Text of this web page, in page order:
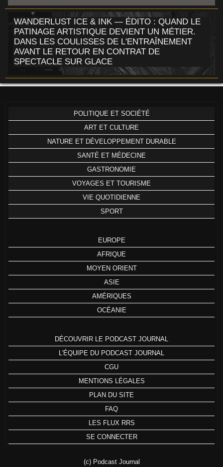
WANDERLUST ICE & INK — ÉDITO : QUAND LE
PATINAGE ARTISTIQUE DEVIENT UN MÉTIER.
DANS LES COULISSES DE L'ENTRAÎNEMENT
AVANT LE RETOUR EN CONTRAT DE
SPECTACLE SUR GLACE
POLITIQUE ET SOCIÉTÉ
ART ET CULTURE
NATURE ET DÉVELOPPEMENT DURABLE
SANTÉ ET MÉDECINE
GASTRONOMIE
VOYAGES ET TOURISME
VIE QUOTIDIENNE
SPORT
EUROPE
AFRIQUE
MOYEN ORIENT
ASIE
AMÉRIQUES
OCÉANIE
DÉCOUVRIR LE PODCAST JOURNAL
L'ÉQUIPE DU PODCAST JOURNAL
CGU
MENTIONS LÉGALES
PLAN DU SITE
FAQ
LES FLUX RRS
SE CONNECTER
(c) Podcast Journal